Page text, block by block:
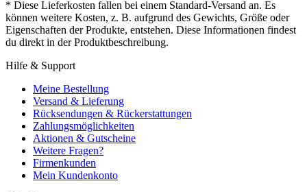
* Diese Lieferkosten fallen bei einem Standard-Versand an. Es
können weitere Kosten, z. B. aufgrund des Gewichts, Größe oder
Eigenschaften der Produkte, entstehen. Diese Informationen findest
du direkt in der Produktbeschreibung.
Hilfe & Support
Meine Bestellung
Versand & Lieferung
Rücksendungen & Rückerstattungen
Zahlungsmöglichkeiten
Aktionen & Gutscheine
Weitere Fragen?
Firmenkunden
Mein Kundenkonto